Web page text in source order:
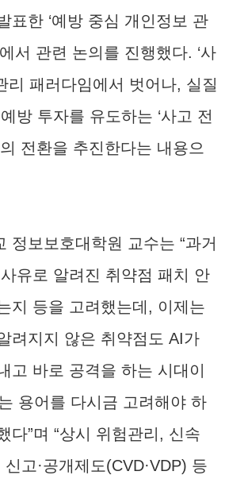
표한 ‘예방 중심 개인정보 관
서 관련 논의를 진행했다. ‘사
리 패러다임에서 벗어나, 실질
방 투자를 유도하는 ‘사고 전
전환을 추진한다는 내용으
정보보호대학원 교수는 “과거
유로 알려진 취약점 패치 안
지 등을 고려했는데, 이제는
려지지 않은 취약점도 AI가
고 바로 공격을 하는 시대이
는 용어를 다시금 고려해야 하
다”며 “상시 위험관리, 신속
고·공개제도(CVD·VDP) 등